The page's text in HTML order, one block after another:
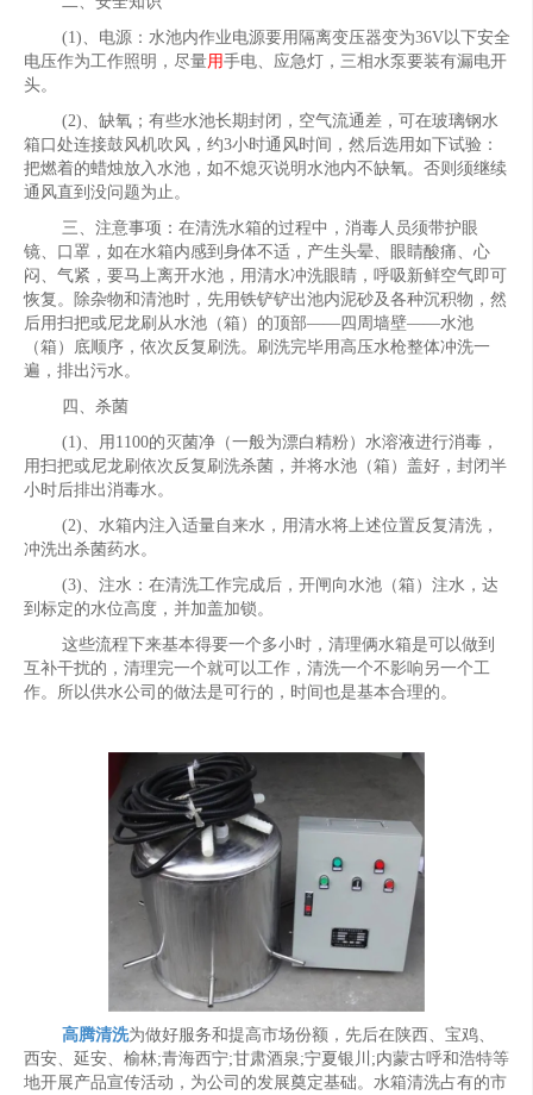
(1)、电源：水池内作业电源要用隔离变压器变为36V以下安全
电压作为工作照明，尽量用手电、应急灯，三相水泵要装有漏电开
头。
(2)、缺氧；有些水池长期封闭，空气流通差，可在玻璃钢水
箱口处连接鼓风机吹风，约3小时通风时间，然后选用如下试验：
把燃着的蜡烛放入水池，如不熄灭说明水池内不缺氧。否则须继续
通风直到没问题为止。
三、注意事项：在清洗水箱的过程中，消毒人员须带护眼
镜、口罩，如在水箱内感到身体不适，产生头晕、眼睛酸痛、心
闷、气紧，要马上离开水池，用清水冲洗眼睛，呼吸新鲜空气即可
恢复。除杂物和清池时，先用铁铲铲出池内泥砂及各种沉积物，然
后用扫把或尼龙刷从水池（箱）的顶部——四周墙壁——水池
（箱）底顺序，依次反复刷洗。刷洗完毕用高压水枪整体冲洗一
遍，排出污水。
四、杀菌
(1)、用1100的灭菌净（一般为漂白精粉）水溶液进行消毒，
用扫把或尼龙刷依次反复刷洗杀菌，并将水池（箱）盖好，封闭半
小时后排出消毒水。
(2)、水箱内注入适量自来水，用清水将上述位置反复清洗，
冲洗出杀菌药水。
(3)、注水：在清洗工作完成后，开闸向水池（箱）注水，达
到标定的水位高度，并加盖加锁。
这些流程下来基本得要一个多小时，清理俩水箱是可以做到
互补干扰的，清理完一个就可以工作，清洗一个不影响另一个工
作。所以供水公司的做法是可行的，时间也是基本合理的。
高腾清洗为做好服务和提高市场份额，先后在陕西、宝鸡、
西安、延安、榆林;青海西宁;甘肃酒泉;宁夏银川;内蒙古呼和浩特等
地开展产品宣传活动，为公司的发展奠定基础。水箱清洗占有的市